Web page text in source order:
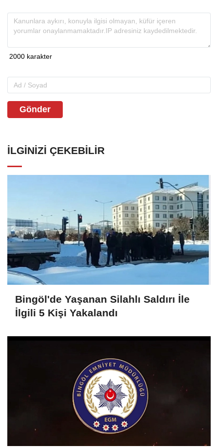
Gönder
İLGINIZI ÇEKEBILIR
Bingöl'de Yaşanan Silahlı Saldırı İle
İlgili 5 Kişi Yakalandı